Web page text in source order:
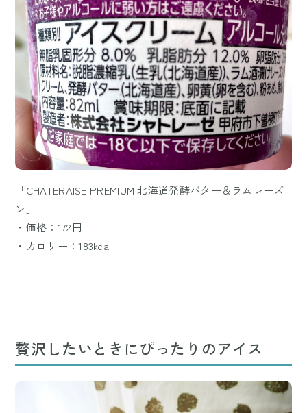
「CHATERAISE PREMIUM 北海道発酵バター＆ラムレーズ
ン」
・価格：172円
・カロリー：183kcal
贅沢したいときにぴったりのアイス